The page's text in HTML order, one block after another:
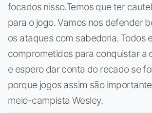
focados nisso.Temos que ter
para o jogo. Vamos nos defender
os ataques com sabedoria. Todos
comprometidos para conquistar a
e espero dar conta do recado se
porque jogos assim são
meio-campista Wesley.